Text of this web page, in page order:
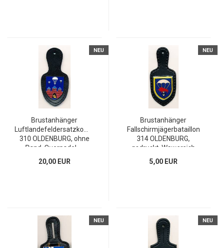
NEU
Brustanhänger
Luftlandefeldersatzkompanie
310 OLDENBURG, ohne
Rand, Quernadel, ...
20,00 EUR
NEU
Brustanhänger
Fallschirmjägerbataillon
314 OLDENBURG,
gedruckt, Wawersich
5,00 EUR
NEU NEU